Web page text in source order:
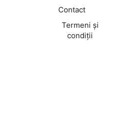
Contact
Termeni și
condiții